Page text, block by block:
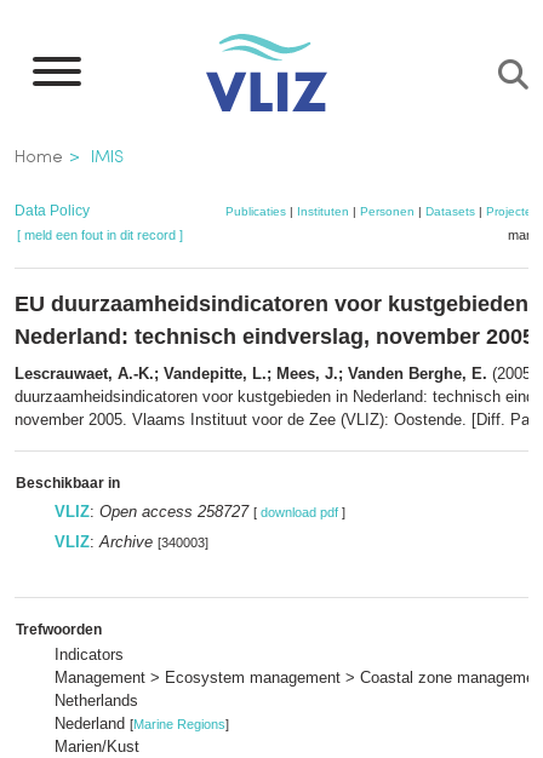
naar
inhoud
gaan
Kruimelpad
Home IMIS
Data Policy Publicaties| Instituten | Personen | Datasets| Projecten
[ meld een fout in dit record ]
EU duurzaamheidsindicatoren voor kustgebieden
Nederland: technisch eindverslag, november 2005
Lescrauwaet, A.-K.; Vandepitte, L.; Mees, J.; Vanden Berghe, E.
duurzaamheidsindicatoren voor kustgebieden in Nederland: technisch
november 2005. Vlaams Instituut voor de Zee (VLIZ): Oostende. [Diff.
Beschikbaar in
VLIZ: Open access 258727 [ download pdf ]
VLIZ:Archive [340003]
Trefwoorden
Indicators
Management > Ecosystem management > Coastal zone
Netherlands
Nederland [Marine Regions]
Marien/Kust